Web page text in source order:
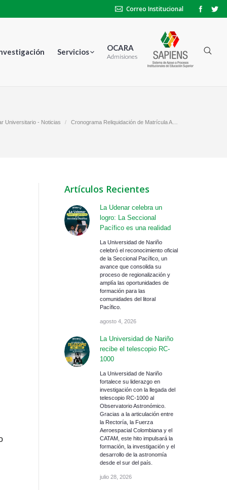
Correo Institucional
Servicios OCARA
Admisiones
Universitario - Noticias Cronograma Reliquidación de Matrícula A…
Artículos Recientes
La Udenar celebra un
logro: La Seccional
Pacífico es una realidad
La Universidad de Nariño
celebró el reconocimiento oficial
de la Seccional Pacífico, un
avance que consolida su
proceso de regionalización y
amplía las oportunidades de
formación para las
comunidades del litoral
Pacífico.
agosto 4, 2026
La Universidad de Nariño
recibe el telescopio RC-
1000
La Universidad de Nariño
fortalece su liderazgo en
investigación con la llegada del
telescopio RC-1000 al
Observatorio Astronómico.
Gracias a la articulación entre
la Rectoría, la Fuerza
Aeroespacial Colombiana y el
CATAM, este hito impulsará la
formación, la investigación y el
desarrollo de la astronomía
desde el sur del país.
julio 28, 2026